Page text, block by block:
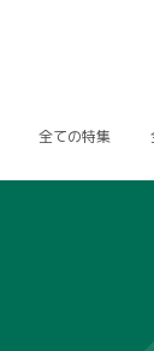
全ての特集